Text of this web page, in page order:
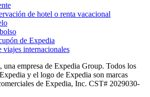
de hotel o renta vacacional
de Expedia
viajes internacionales
empresa de Expedia Group. Todos los
y el logo de Expedia son marcas
de Expedia, Inc. CST# 2029030-